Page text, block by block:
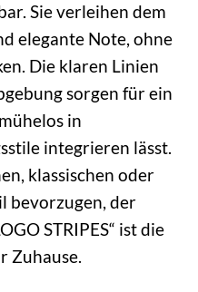
Sie verleihen dem
elegante Note, ohne
Die klaren Linien
sorgen für ein
in
integrieren lässt.
klassischen oder
bevorzugen, der
STRIPES“ ist die
Zuhause.